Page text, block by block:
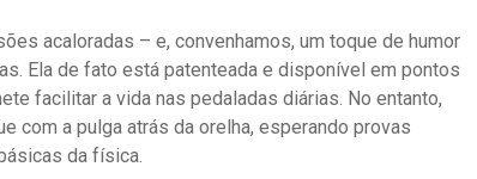
acaloradas – e, convenhamos, um toque de humor
Ela de fato está patenteada e disponível em pontos
facilitar a vida nas pedaladas diárias. No entanto,
com a pulga atrás da orelha, esperando provas
da física.